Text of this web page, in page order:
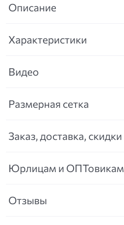
Описание
Характеристики
Видео
Размерная сетка
Заказ, доставка, скидки
Юрлицам и ОПТовикам
Отзывы